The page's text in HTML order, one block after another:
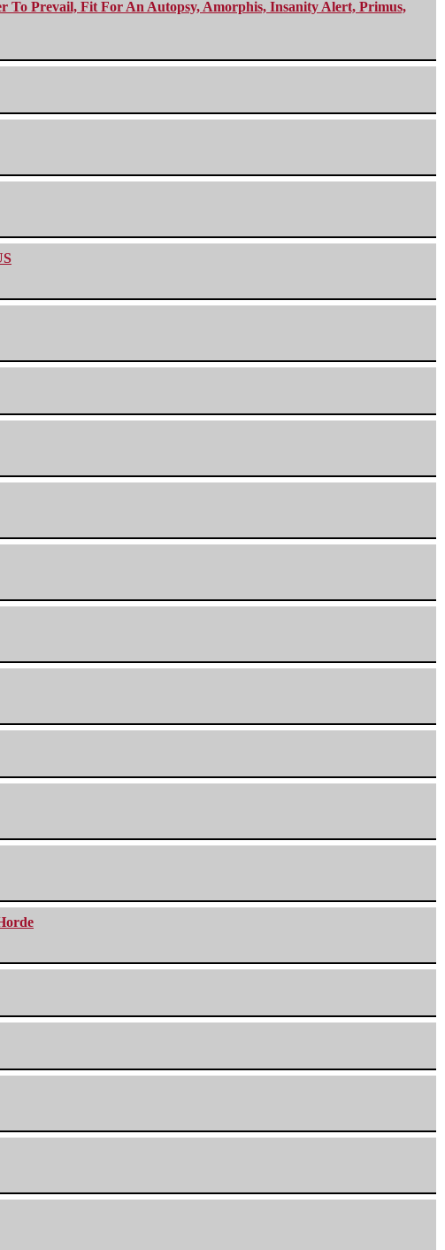
To Prevail, Fit For An Autopsy, Amorphis, Insanity Alert, Primus,